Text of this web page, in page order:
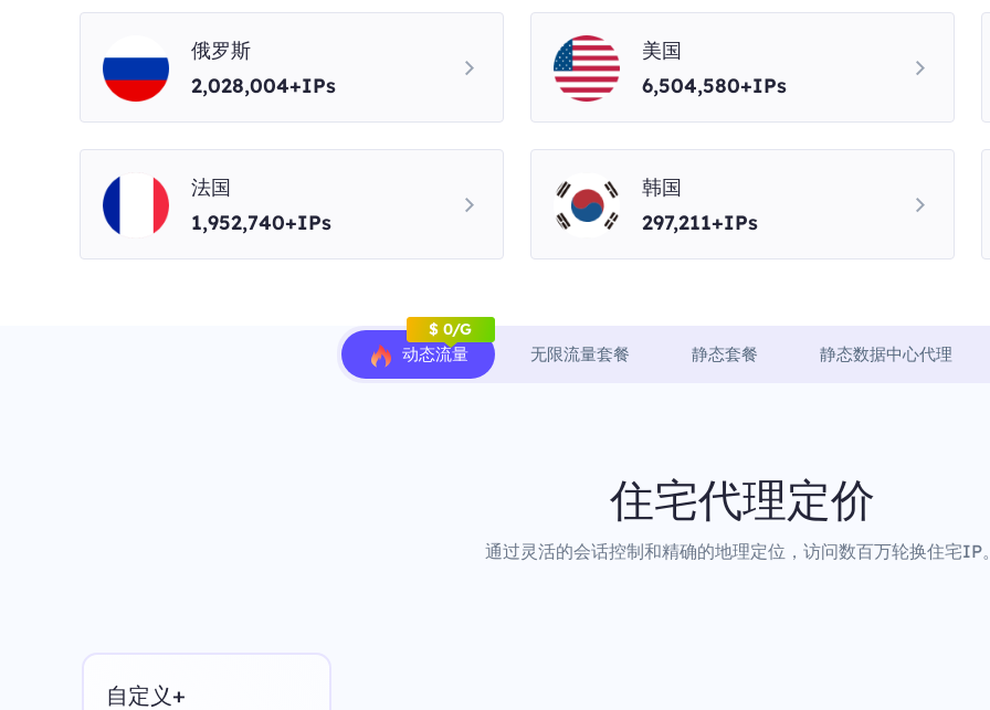
俄罗斯
2,028,004+IPs
美国
6,504,580+IPs
法国
1,952,740+IPs
韩国
297,211+IPs
动态流量
$ 0/G
无限流量套餐 静态套餐 静态数据中心代理
住宅代理定价
通过灵活的会话控制和精确的地理定位，访问数百万轮换住宅IP
自定义+